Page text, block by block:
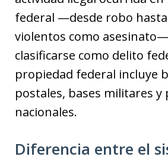
federal —desde robo
violentos como
clasificarse como delito
propiedad federal incluye
postales, bases militares y
nacionales.
Diferencia entre el